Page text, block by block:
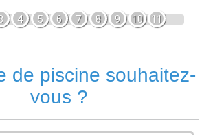
4 5 6 7 8 9 10 11
de piscine souhaitez-
vous ?